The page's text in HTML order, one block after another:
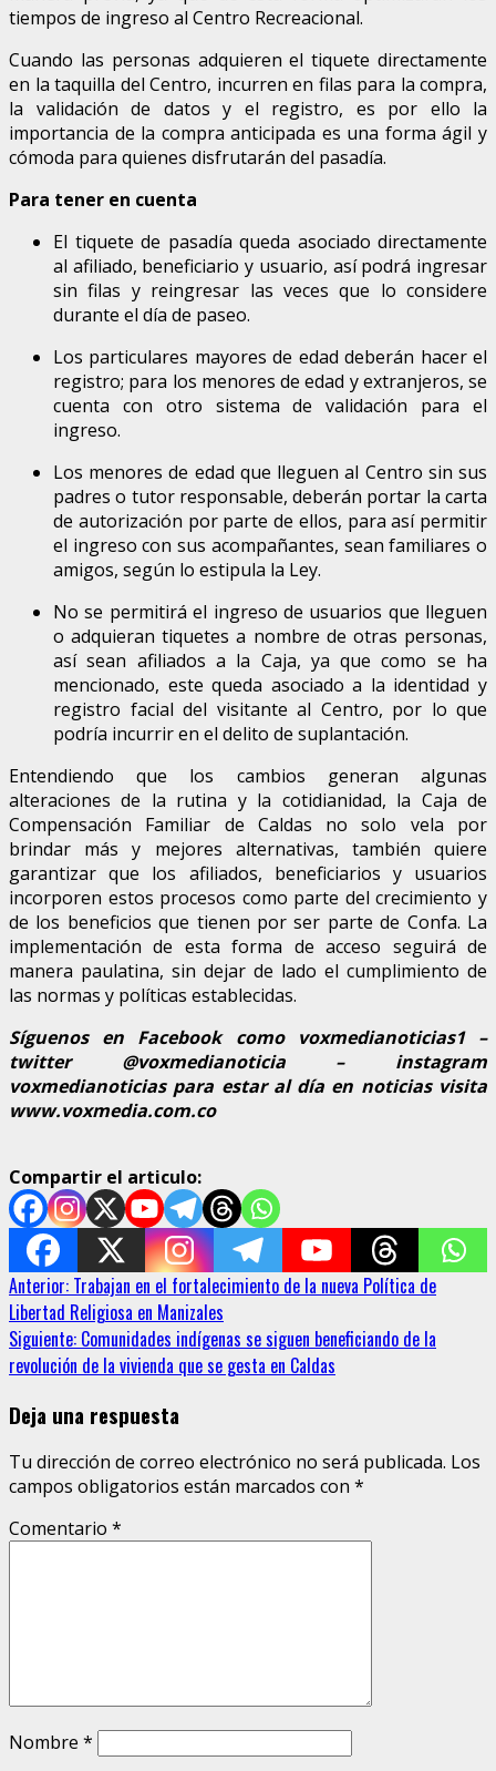
tiempos de ingreso al Centro Recreacional.
Cuando las personas adquieren el tiquete directamente
en la taquilla del Centro, incurren en filas para la compra,
la validación de datos y el registro, es por ello la
importancia de la compra anticipada es una forma ágil y
cómoda para quienes disfrutarán del pasadía.
Para tener en cuenta
El tiquete de pasadía queda asociado directamente
al afiliado, beneficiario y usuario, así podrá ingresar
sin filas y reingresar las veces que lo considere
durante el día de paseo.
Los particulares mayores de edad deberán hacer el
registro; para los menores de edad y extranjeros, se
cuenta con otro sistema de validación para el
ingreso.
Los menores de edad que lleguen al Centro sin sus
padres o tutor responsable, deberán portar la carta
de autorización por parte de ellos, para así permitir
el ingreso con sus acompañantes, sean familiares o
amigos, según lo estipula la Ley.
No se permitirá el ingreso de usuarios que lleguen
o adquieran tiquetes a nombre de otras personas,
así sean afiliados a la Caja, ya que como se ha
mencionado, este queda asociado a la identidad y
registro facial del visitante al Centro, por lo que
podría incurrir en el delito de suplantación.
Entendiendo que los cambios generan algunas
alteraciones de la rutina y la cotidianidad, la Caja de
Compensación Familiar de Caldas no solo vela por
brindar más y mejores alternativas, también quiere
garantizar que los afiliados, beneficiarios y usuarios
incorporen estos procesos como parte del crecimiento y
de los beneficios que tienen por ser parte de Confa. La
implementación de esta forma de acceso seguirá de
manera paulatina, sin dejar de lado el cumplimiento de
las normas y políticas establecidas.
Síguenos en Facebook como voxmedianoticias1 –
twitter @voxmedianoticia – instagram
voxmedianoticias para estar al día en noticias visita
www.voxmedia.com.co
Compartir el articulo:
Sigue
leyendo
Anterior: Trabajan en el fortalecimiento de la nueva Política de
Libertad Religiosa en Manizales
Siguiente: Comunidades indígenas se siguen beneficiando de la
revolución de la vivienda que se gesta en Caldas
Deja una respuesta
Tu dirección de correo electrónico no será publicada. Los
campos obligatorios están marcados con *
Comentario *
Nombre *